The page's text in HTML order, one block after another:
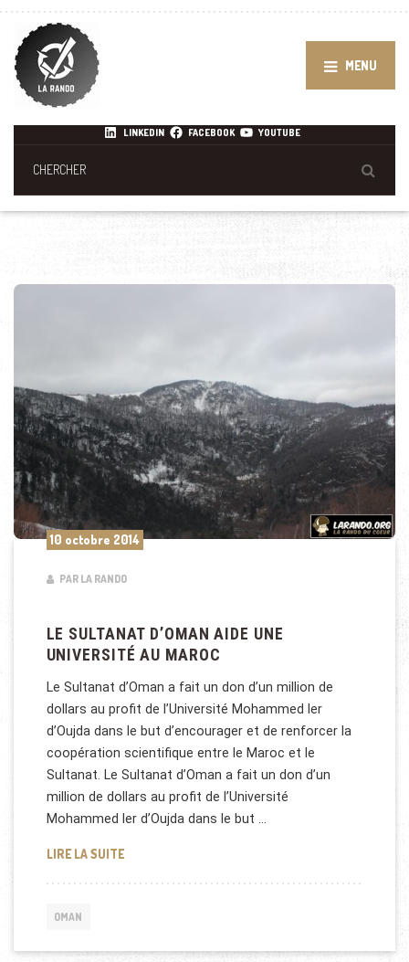
MENU
LINKEDIN FACEBOOK YOUTUBE
10 octobre 2014
PAR LA RANDO
LE SULTANAT D’OMAN AIDE UNE
UNIVERSITÉ AU MAROC
Le Sultanat d’Oman a fait un don d’un million de
dollars au profit de l’Université Mohammed Ier
d’Oujda dans le but d’encourager et de renforcer la
coopération scientifique entre le Maroc et le
Sultanat. Le Sultanat d’Oman a fait un don d’un
million de dollars au profit de l’Université
Mohammed Ier d’Oujda dans le but …
LIRE LA SUITELE SULTANAT D’OMAN AIDE UNE UNIVERSITÉ AU
OMAN